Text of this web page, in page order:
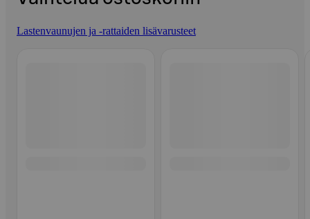
Lastenvaunujen ja -rattaiden lisävarusteet